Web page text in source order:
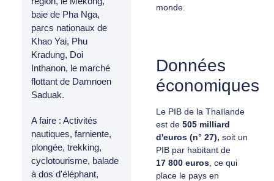
baie de Pha Nga,
parcs nationaux de
Khao Yai, Phu
Kradung, Doi
Inthanon, le marché
flottant de Damnoen
Saduak.
A faire : Activités
nautiques, farniente,
plongée, trekking,
cyclotourisme, balade
à dos d'éléphant,
monde.
Données
économiques
Le PIB de la Thaïlande
est de 505 milliard
d'euros (n° 27), soit un
PIB par habitant de
17 800 euros , ce qui
place le pays en